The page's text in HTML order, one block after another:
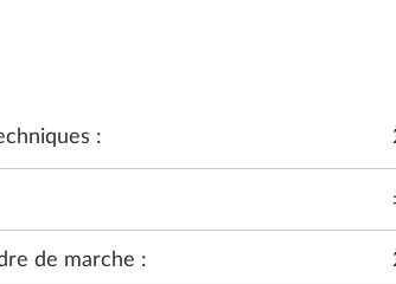
Jantes acier
:
de marche :